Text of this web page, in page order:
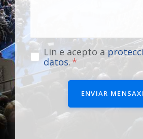
Lin e acepto a
datos.
ENVIAR